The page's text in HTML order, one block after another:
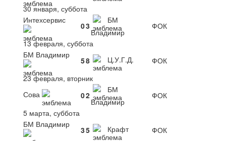
30 января, суббота
Интехсервис
03
БМ
Владимир
ФОК
13 февраля, суббота
БМ Владимир
58 Ц.У.Г.Д.
ФОК
23 февраля, вторник
Сова
02
БМ
Владимир
ФОК
5 марта, суббота
БМ Владимир
35 Крафт
ФОК